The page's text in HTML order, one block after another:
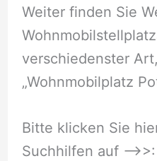
Weiter finden Sie
verschiedenster
„Wohnmobilplatz
Bitte klicken Sie
Suchhilfen auf –>>: